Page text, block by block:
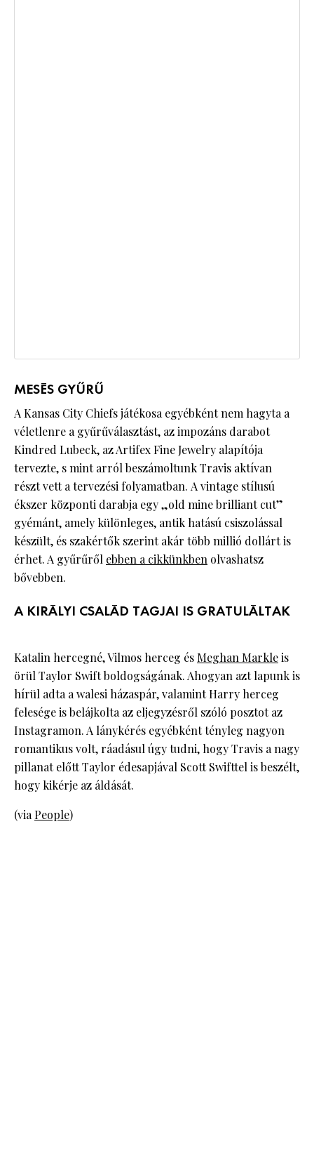
MESÉS GYŰRŰ
A Kansas City Chiefs játékosa egyébként nem hagyta a
véletlenre a gyűrűválasztást, az impozáns darabot
Kindred Lubeck, az Artifex Fine Jewelry alapítója
tervezte, s mint arról beszámoltunk Travis aktívan
részt vett a tervezési folyamatban. A vintage stílusú
ékszer központi darabja egy „old mine brilliant cut”
gyémánt, amely különleges, antik hatású csiszolással
készült, és szakértők szerint akár több millió dollárt is
érhet. A gyűrűről ebben a cikkünkben olvashatsz
bővebben.
A KIRÁLYI CSALÁD TAGJAI IS GRATULÁLTAK
Katalin hercegné, Vilmos herceg és Meghan Markleis
örül Taylor Swift boldogságának. Ahogyan azt lapunk is
hírül adta a walesi házaspár, valamint Harry herceg
felesége is belájkolta az eljegyzésről szóló posztot az
Instagramon. A lánykérés egyébként tényleg nagyon
romantikus volt, ráadásul úgy tudni, hogy Travis a nagy
pillanat előtt Taylor édesapjával Scott Swifttel is beszélt,
hogy kikérje az áldását.
(viaPeople)